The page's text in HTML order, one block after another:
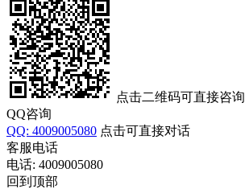
点击二维码可直接咨询
QQ咨询
QQ: 4009005080 点击可直接对话
客服电话
电话: 4009005080
回到顶部